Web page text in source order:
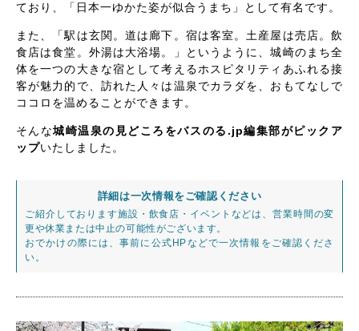
ており、「日本一ゆかた姿が似合うまち」として有名です。
また、「駅は玄関。道は廊下。宿は客室。土産屋は売店。飲
食店は食堂。外湯は大浴場。」というように、城崎のまち全
体を一つの大きな宿として考えるホスピタリティあふれる接
客が魅力的で、訪れた人々は温泉でカラダを、おもてなしで
ココロを温めることができます。
そんな城崎温泉の見どころをバスのる.jp編集部がピックア
ップいたしました。
詳細は一次情報をご確認ください
ご紹介しております施設・飲食店・イベントなどは、営業時間の変
更や休業または中止の可能性がございます。
おでかけの際には、事前に公式HPなどで一次情報をご確認くださ
い。